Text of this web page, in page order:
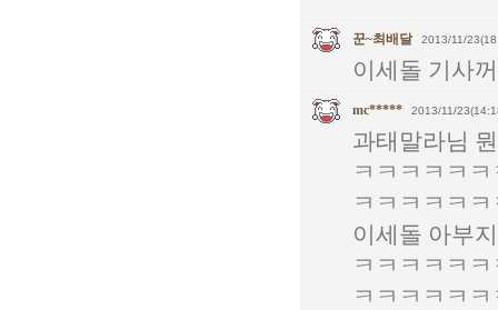
꾼~최배달 2013/11/
이세돌 기사
mc***** 2013/11/
과태말라님
ㅋㅋㅋㅋㅋ
ㅋㅋㅋㅋㅋ
이세돌 아부
ㅋㅋㅋㅋㅋ
ㅋㅋㅋㅋㅋ